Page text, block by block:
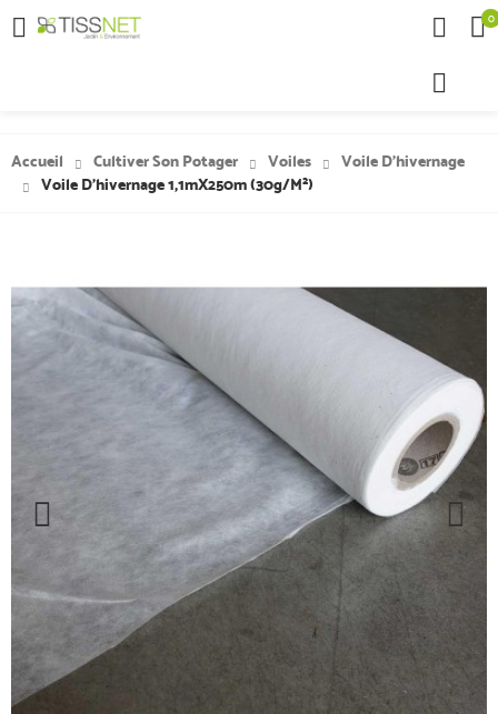
 0
Accueil Cultiver Son Potager Voiles
Voile D'hivernage
Voile D'hivernage 1,1mX250m (30g/m²)